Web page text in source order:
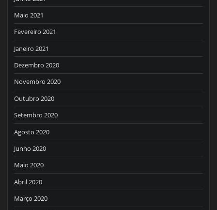
Maio 2021
Fevereiro 2021
Janeiro 2021
Dezembro 2020
Novembro 2020
Outubro 2020
Setembro 2020
Agosto 2020
Junho 2020
Maio 2020
Abril 2020
Março 2020